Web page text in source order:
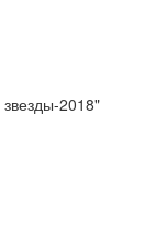
2018"